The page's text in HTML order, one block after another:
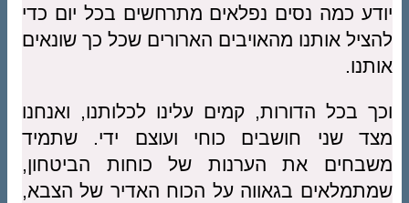
יודע כמה נסים נפלאים מתרחשים בכל יום כדי
להציל אותנו מהאויבים הארורים שכל כך שונאים
אותנו.
וכך בכל הדורות, קמים עלינו לכלותנו, ואנחנו
מצד שני חושבים כוחי ועוצם ידי. שתמיד
משבחים את הערנות של כוחות הביטחון,
שמתמלאים בגאווה על הכוח האדיר של הצבא,